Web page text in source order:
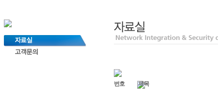
번호 제목